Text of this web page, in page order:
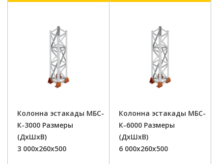
Колонна эстакады МБС-
К-3000 Размеры
(ДxШxВ)
3 000x260x500
Колонна эстакады МБС-
К-6000 Размеры
(ДxШxВ)
6 000x260x500